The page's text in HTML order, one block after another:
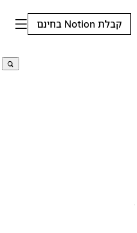
קבלת Notion בחינם